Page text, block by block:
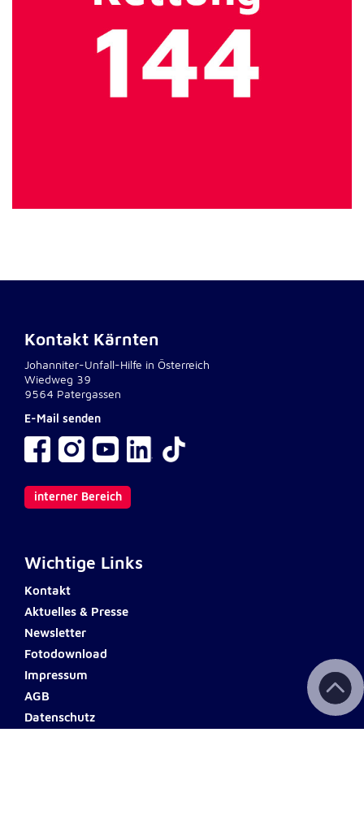
Kontakt Kärnten
Johanniter-Unfall-Hilfe in Österreich
Wiedweg 39
9564 Patergassen
E-Mail senden
interner Bereich
Wichtige Links
Kontakt
Aktuelles & Presse
Newsletter
Fotodownload
Impressum
AGB
Datenschutz